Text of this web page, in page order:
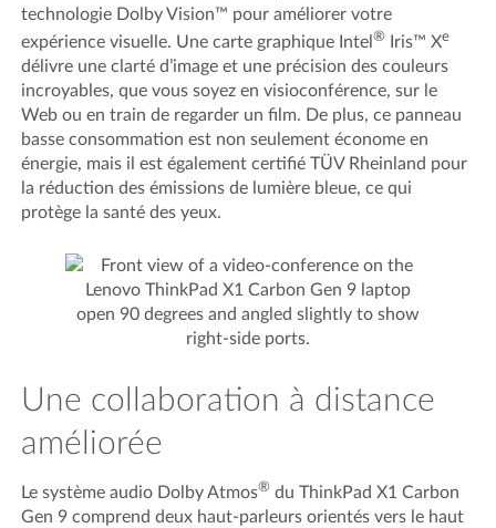
technologie Dolby Vision™ pour améliorer votre
expérience visuelle. Une carte graphique Intel® Iris™ Xe
délivre une clarté d’image et une précision des couleurs
incroyables, que vous soyez en visioconférence, sur le
Web ou en train de regarder un film. De plus, ce panneau
basse consommation est non seulement économe en
énergie, mais il est également certifié TÜV Rheinland pour
la réduction des émissions de lumière bleue, ce qui
protège la santé des yeux.
Une collaboration à distance
améliorée
Le système audio Dolby Atmos® du ThinkPad X1 Carbon
Gen 9 comprend deux haut-parleurs orientés vers le haut